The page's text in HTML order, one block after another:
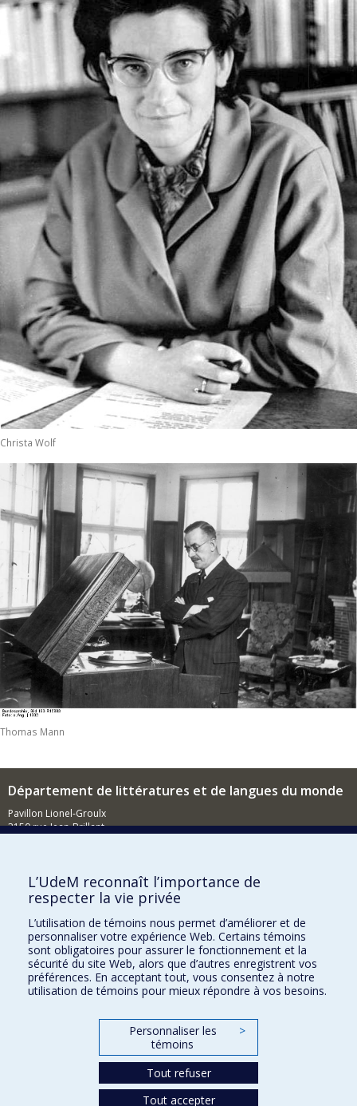
Christa Wolf
Thomas Mann
Département de littératures et de langues du monde
Pavillon Lionel-Groulx
3150 rue Jean-Brillant
Nouvelles
Événements
Comment soutenir le Département?
BESOIN D'AIDE?
Plan du site
FACULTÉ DES ARTS ET DES SCIENCES
Nos départements et écoles
L’UdeM reconnaît l’importance de
respecter la vie privée
L’utilisation de témoins nous permet d’améliorer et de
personnaliser votre expérience Web. Certains témoins
sont obligatoires pour assurer le fonctionnement et la
sécurité du site Web, alors que d’autres enregistrent vos
préférences. En acceptant tout, vous consentez à notre
utilisation de témoins pour mieux répondre à vos besoins.
Personnaliser les
témoins
>
Tout refuser
Tout accepter